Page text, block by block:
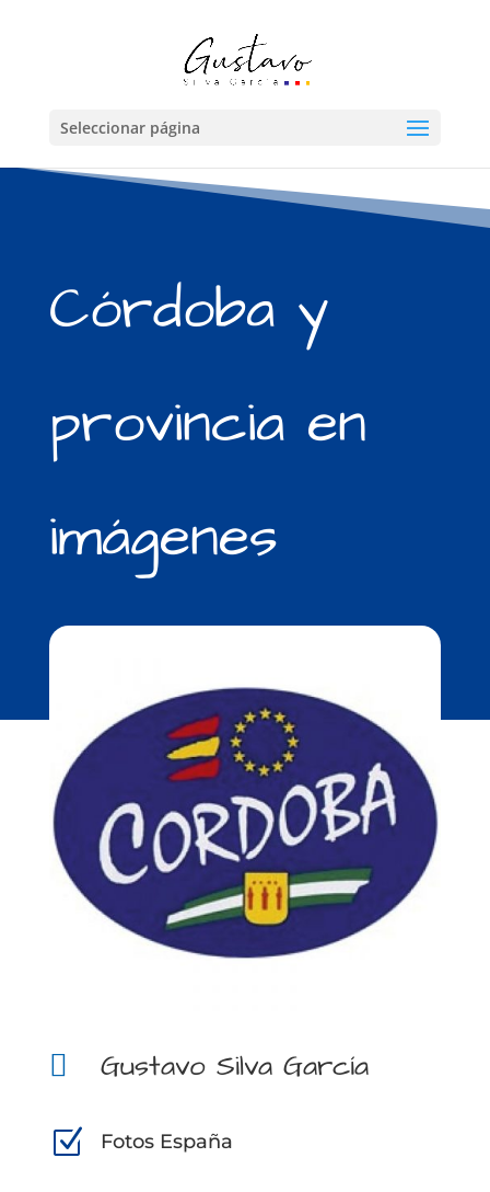
Seleccionar página
Córdoba y
provincia en
imágenes
 Gustavo Silva García
Z Fotos España